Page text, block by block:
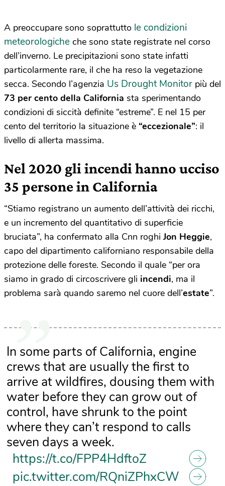
A preoccupare sono soprattutto le condizioni
meteorologiche che sono state registrate nel corso
dell’inverno. Le precipitazioni sono state infatti
particolarmente rare, il che ha reso la vegetazione
secca. Secondo l’agenzia Us Drought Monitor più del
73 per cento della California sta sperimentando
condizioni di siccità definite “estreme”. E nel 15 per
cento del territorio la situazione è “eccezionale”: il
livello di allerta massima.
Nel 2020 gli incendi hanno ucciso
35 persone in California
“Stiamo registrano un aumento dell’attività dei ricchi,
e un incremento del quantitativo di superficie
bruciata”, ha confermato alla Cnn roghiJon Heggie,
capo del dipartimento californiano responsabile della
protezione delle foreste. Secondo il quale “per ora
siamo in grado di circoscrivere gli incendi, ma il
problema sarà quando saremo nel cuore dell’estate”.
In some parts of California, engine
crews that are usually the first to
arrive at wildfires, dousing them with
water before they can grow out of
control, have shrunk to the point
where they can’t respond to calls
seven days a week.
https://t.co/FPP4HdftoZ
pic.twitter.com/RQniZPhxCW